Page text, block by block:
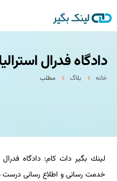
خانه
بکلینک
خدمات ما
درباره ما
دادگاه فدرال
خانه بلاگ مطلب
لینك بگیر دات كام: دادگاه
خدمت رسانی و اطلاع رسانی درست